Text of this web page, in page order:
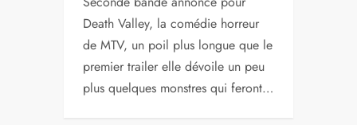
Death Valley, la comédie horreur
de MTV, un poil plus longue que le
premier trailer elle dévoile un peu
plus quelques monstres qui feront…